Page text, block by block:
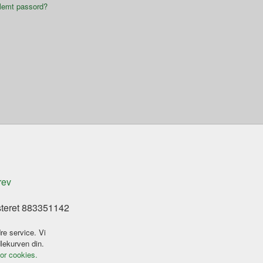
passord?
883351142
service. Vi
din.
cookies.